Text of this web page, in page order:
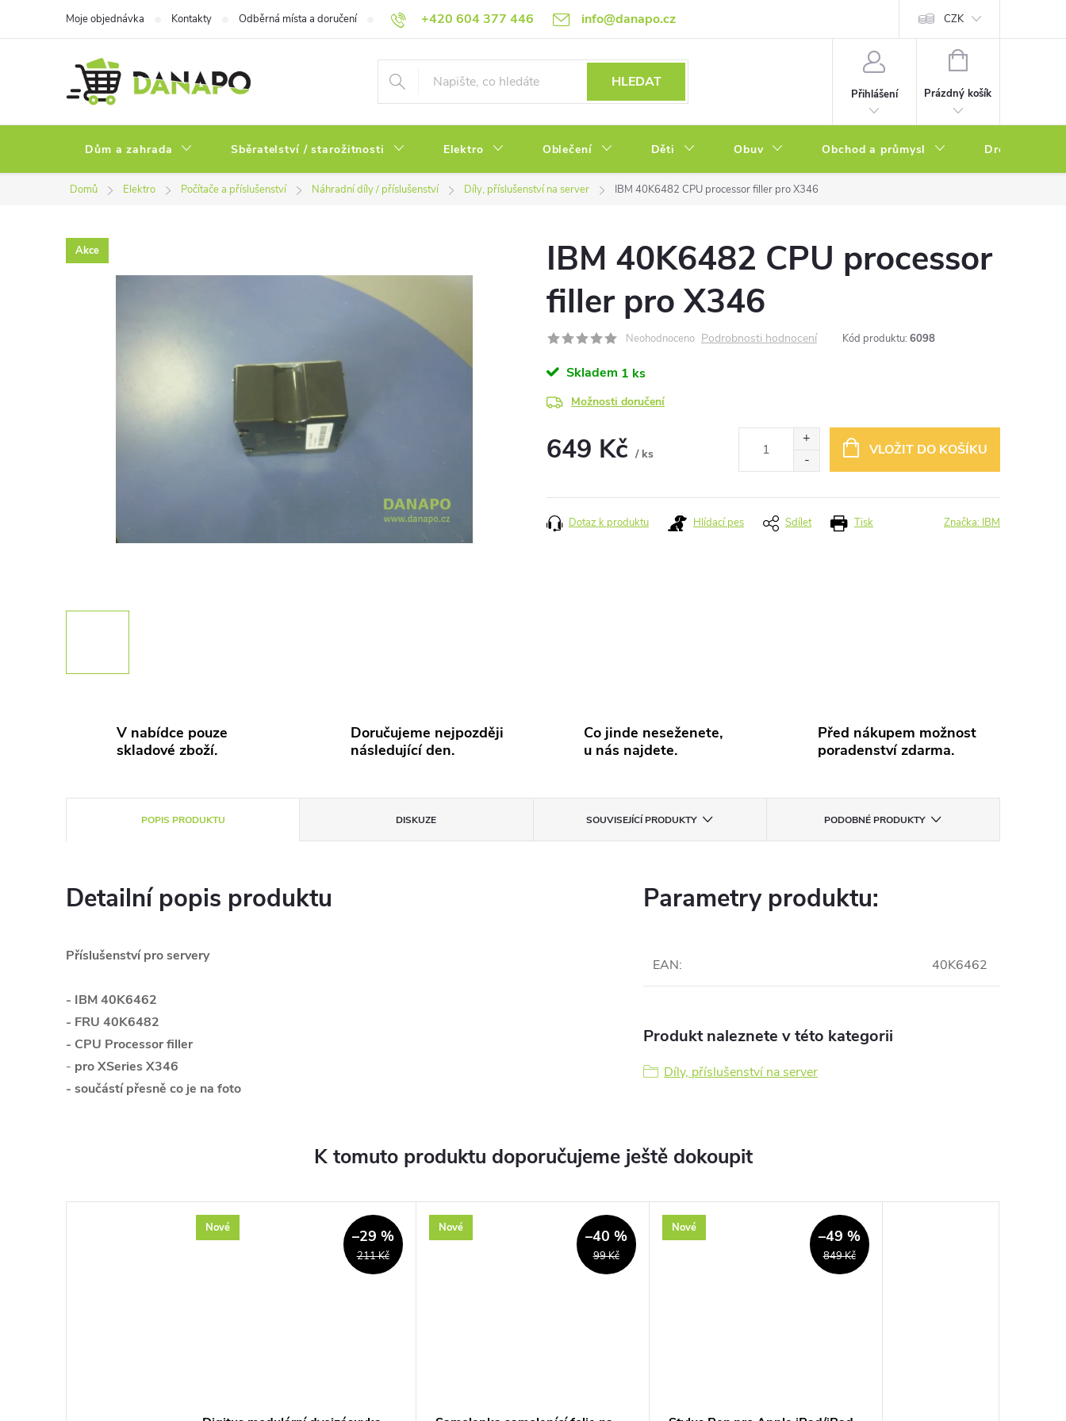
+420 604 377 446 info@danapo.cz
Moje objednávka Kontakty Odběrná místa a doručení Hodnocení obchodu Obchodní podmínky Reklamace a výměna zboží Podmínky ochrany osobních údajů Soubory cookies
CZK
HLEDAT
Přihlášení
NÁKUPNÍ
Prázdný košík
Dům a zahrada Sběratelství / starožitnosti Elektro Oblečení Děti Obuv Obchod a průmysl Drogerie
Domů Elektro Počítače a příslušenství Náhradní díly / příslušenství Díly, příslušenství na server IBM 40K6482 CPU processor filler pro X346
Akce
IBM 40K6482 CPU processor
filler pro X346
Neohodnoceno Podrobnosti hodnocení Kód produktu: 6098
Skladem 1 ks
Možnosti doručení
649 Kč / ks
VLOŽIT DO KOŠÍKU
Tisk
Dotaz k produktu Hlídací pes Sdílet Značka: IBM
V nabídce pouze
skladové zboží.
Doručujeme nejpozději
následující den.
Co jinde neseženete,
u nás najdete.
Před nákupem možnost
poradenství zdarma.
POPIS PRODUKTU DISKUZE SOUVISEJÍCÍ PRODUKTY PODOBNÉ PRODUKTY
Detailní popis produktu
Příslušenství pro servery
- IBM 40K6462
- FRU 40K6482
- CPU Processor filler
- proXSeries X346
- součástí přesně co je na foto
Parametry produktu:
EAN: 40K6462
Produkt naleznete v této kategorii
Díly, příslušenství na server
K tomuto produktu doporučujeme ještě dokoupit
Nové
211 Kč
–29 % Nové
99 Kč
–40 % Nové
849 Kč
–49 %